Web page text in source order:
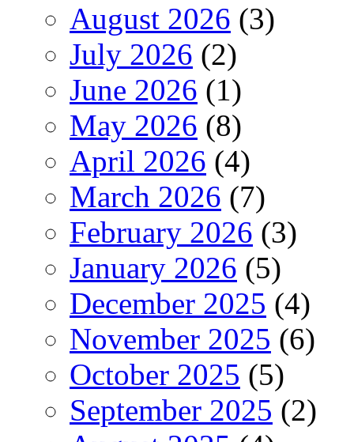
August 2026 (3)
July 2026 (2)
June 2026 (1)
May 2026 (8)
April 2026 (4)
March 2026 (7)
February 2026 (3)
January 2026 (5)
December 2025 (4)
November 2025 (6)
October 2025 (5)
September 2025 (2)